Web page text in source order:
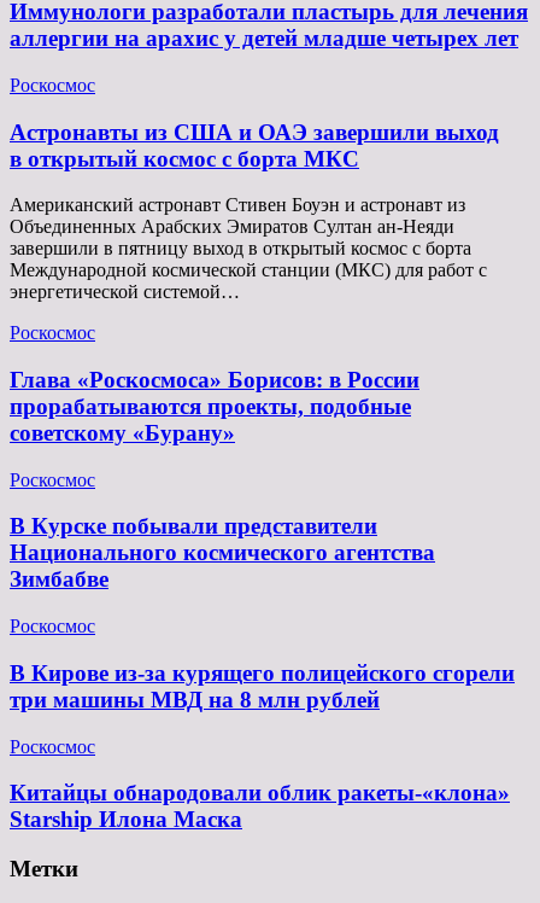
Иммунологи разработали пластырь для лечения
аллергии на арахис у детей младше четырех лет
Роскосмос
Астронавты из США и ОАЭ завершили выход
в открытый космос с борта МКС
Американский астронавт Стивен Боуэн и астронавт из
Объединенных Арабских Эмиратов Султан ан-Неяди
завершили в пятницу выход в открытый космос с борта
Международной космической станции (МКС) для работ с
энергетической системой…
Роскосмос
Глава «Роскосмоса» Борисов: в России
прорабатываются проекты, подобные
советскому «Бурану»
Роскосмос
В Курске побывали представители
Национального космического агентства
Зимбабве
Роскосмос
В Кирове из-за курящего полицейского сгорели
три машины МВД на 8 млн рублей
Роскосмос
Китайцы обнародовали облик ракеты-«клона»
Starship Илона Маска
Метки